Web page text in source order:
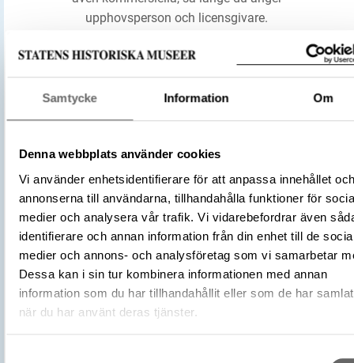
Samtycke Information Om
Denna webbplats använder cookies
Vi använder enhetsidentifierare för att anpassa innehållet och
annonserna till användarna, tillhandahålla funktioner för
medier och analysera vår trafik. Vi vidarebefordrar även
identifierare och annan information från din enhet till de
medier och annons- och analysföretag som vi samarbetar
Dessa kan i sin tur kombinera informationen med annan
information som du har tillhandahållit eller som de har
när du har använt deras tjänster.
Museum
Livrustkammaren
Föremålsbenämning Stigbygel
Kategori Sadeltillbehör
Material
Stål
Läder
Längd 222 mm
Bredd 152 mm
upphovsperson och licensgivare.
Information om bilden